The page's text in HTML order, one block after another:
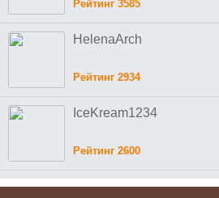
Рейтинг 3585
HelenaArch
Рейтинг 2934
IceKream1234
Рейтинг 2600